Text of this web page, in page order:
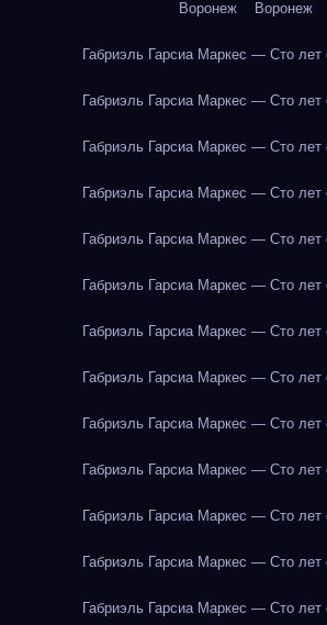
Воронеж Воронеж
Габриэль Гарсиа Маркес — Сто лет
Габриэль Гарсиа Маркес — Сто лет
Габриэль Гарсиа Маркес — Сто лет
Габриэль Гарсиа Маркес — Сто лет
Габриэль Гарсиа Маркес — Сто лет
Габриэль Гарсиа Маркес — Сто лет
Габриэль Гарсиа Маркес — Сто лет
Габриэль Гарсиа Маркес — Сто лет
Габриэль Гарсиа Маркес — Сто лет
Габриэль Гарсиа Маркес — Сто лет
Габриэль Гарсиа Маркес — Сто лет
Габриэль Гарсиа Маркес — Сто лет
Габриэль Гарсиа Маркес — Сто лет